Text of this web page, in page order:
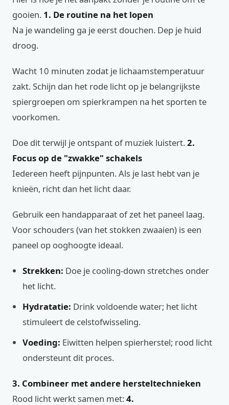
gooien. 1. De routine na het lopen
Na je wandeling ga je eerst douchen. Dep je huid
droog.
Wacht 10 minuten zodat je lichaamstemperatuur
zakt. Schijn dan het rode licht op je belangrijkste
spiergroepen om spierkrampen na het sporten te
voorkomen.
Doe dit terwijl je ontspant of muziek luistert.2.
Focus op de "zwakke" schakels
Iedereen heeft pijnpunten. Als je last hebt van je
knieën, richt dan het licht daar.
Gebruik een handapparaat of zet het paneel laag.
Voor schouders (van het stokken zwaaien) is een
paneel op ooghoogte ideaal.
Strekken: Doe je cooling-down stretches onder
het licht.
Hydratatie: Drink voldoende water; het licht
stimuleert de celstofwisseling.
Voeding: Eiwitten helpen spierherstel; rood licht
ondersteunt dit proces.
3. Combineer met andere hersteltechnieken
Rood licht werkt samen met:4.